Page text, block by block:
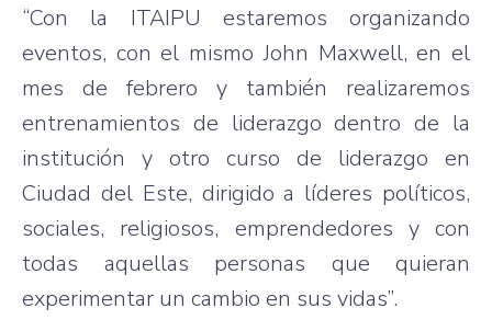
“Con la ITAIPU estaremos organizando
eventos, con el mismo John Maxwell, en el
mes de febrero y también realizaremos
entrenamientos de liderazgo dentro de la
institución y otro curso de liderazgo en
Ciudad del Este, dirigido a líderes políticos,
sociales, religiosos, emprendedores y con
todas aquellas personas que quieran
experimentar un cambio en sus vidas”.